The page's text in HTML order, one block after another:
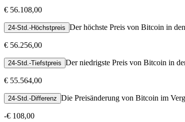
€ 56.108,00
24-Std.-Höchstpreis Der höchste Preis von Bitcoin in
€ 56.256,00
24-Std.-Tiefstpreis Der niedrigste Preis von Bitcoin in
€ 55.564,00
24-Std.-Differenz Die Preisänderung von Bitcoin im
-€ 108,00